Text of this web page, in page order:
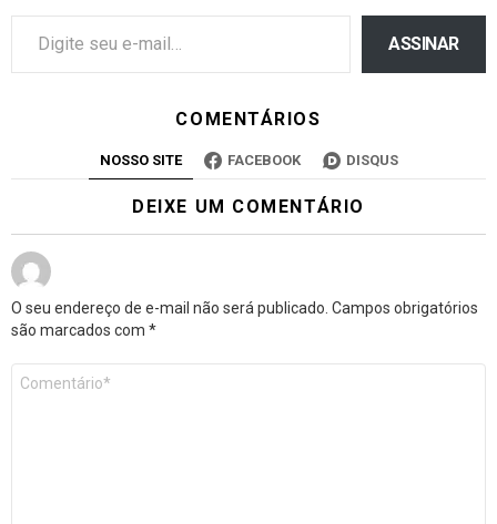
ASSINAR
COMENTÁRIOS
NOSSO SITE FACEBOOK DISQUS
DEIXE UM COMENTÁRIO
O seu endereço de e-mail não será publicado. Campos obrigatórios
são marcados com *